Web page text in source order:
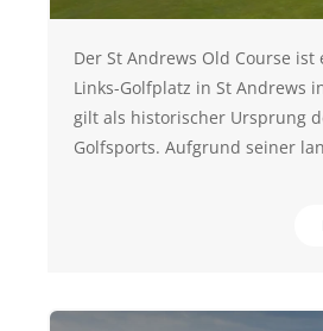
Der St Andrews Old Course
Links-Golfplatz in St Andrews
gilt als historischer Ursprung
Golfsports. Aufgrund seiner